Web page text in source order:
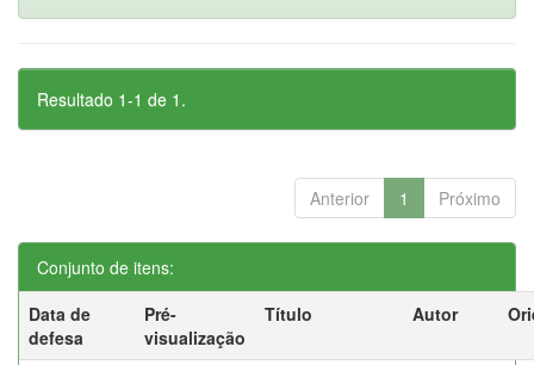
Resultado 1-1 de 1.
Anterior 1 Próximo
Conjunto de itens:
Data de
defesa
Pré-
visualização
Título Autor